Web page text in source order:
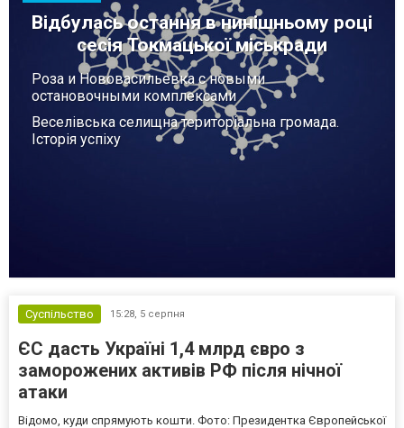
Відбулась остання в нинішньому році
сесія Токмацької міськради
Роза и Нововасильевка с новыми
остановочными комплексами
Веселівська селищна територіальна громада.
Історія успіху
Суспільство 15:28, 5 серпня
ЄС дасть Україні 1,4 млрд євро з
заморожених активів РФ після нічної
атаки
Відомо, куди спрямують кошти. Фото: Президентка Європейської